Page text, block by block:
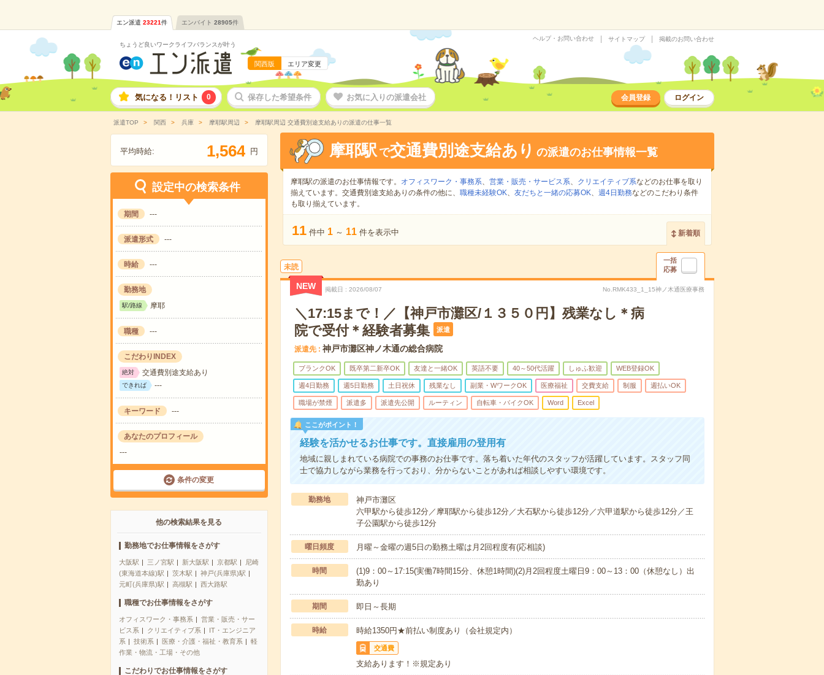
エン派遣 23221件 エンバイト 28905件
ちょうど良いワークライフバランスが叶う
関西版 エリア変更
ヘルプ・お問い合わせ サイトマップ 掲載のお問い合わせ
気になる！リスト 0 保存した希望条件 お気に入りの派遣会社 会員登録 ログイン
派遣TOP 関西 兵庫 摩耶駅周辺 摩耶駅周辺 交通費別途支給ありの派遣の仕事一覧
平均時給: 1,564 円
設定中の検索条件
期間 ---
派遣形式 ---
時給 ---
勤務地
駅/路線 摩耶
職種 ---
こだわりINDEX
絶対 交通費別途支給あり
できれば ---
キーワード ---
あなたのプロフィール
---
条件の変更
他の検索結果を見る
勤務地でお仕事情報をさがす
大阪駅 三ノ宮駅 新大阪駅 京都駅
尼崎
(東海道本線)駅
茨木駅
神戸(兵庫県)駅
元町(兵庫県)駅
高槻駅 西大路駅
職種でお仕事情報をさがす
オフィスワーク・事務系
営業・販売・サー
ビス系
クリエイティブ系
IT・エンジニア
系
技術系 医療・介護・福祉・教育系
軽
作業・物流・工場・その他
こだわりでお仕事情報をさがす
摩耶駅 で交通費別途支給あり の派遣のお仕事情報一覧
摩耶駅の派遣のお仕事情報です。 オフィスワーク・事務系、 営業・販売・サービス系、 クリエイティブ系などのお仕事を取り
揃えています。交通費別途支給ありの条件の他に、 職種未経験OK、 友だちと一緒の応募OK、 週4日勤務などのこだわり条件
も取り揃えています。
11 件中 1 ～ 11 件を表示中 新着順
未読
一括
応募
NEW 掲載日 2026/08/07 No.RMK433_1_15神ノ木通医療事務
＼17:15まで！／【神戸市灘区/１３５０円】残業なし＊病
院で受付＊経験者募集
派遣
派遣先 神戸市灘区神ノ木通の総合病院
ブランクOK 既卒第二新卒OK 友達と一緒OK 英語不要 40～50代活躍 しゅふ歓迎 WEB登録OK
週4日勤務 週5日勤務 土日祝休 残業なし 副業・WワークOK 医療福祉 交費支給 制服 週払いOK
職場が禁煙 派遣多 派遣先公開 ルーティン 自転車・バイクOK Word Excel
ここがポイント！
経験を活かせるお仕事です。直接雇用の登用有
地域に親しまれている病院での事務のお仕事です。落ち着いた年代のスタッフが活躍しています。スタッフ同
士で協力しながら業務を行っており、分からないことがあれば相談しやすい環境です。
勤務地
神戸市灘区
六甲駅から徒歩12分／摩耶駅から徒歩12分／大石駅から徒歩12分／六甲道駅から徒歩12分／王
子公園駅から徒歩12分
曜日頻度 月曜～金曜の週5日の勤務土曜は月2回程度有(応相談)
時間
(1)9：00～17:15(実働7時間15分、休憩1時間)(2)月2回程度土曜日9：00～13：00（休憩なし）出
勤あり
期間 即日～長期
時給 時給1350円★前払い制度あり（会社規定内）
交通費
支給あります！※規定あり